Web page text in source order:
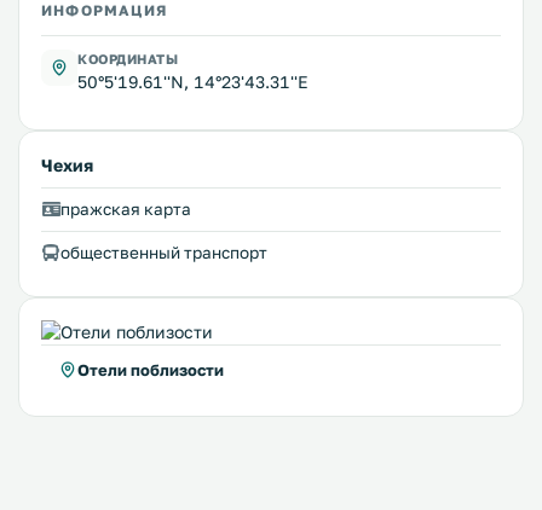
ИНФОРМАЦИЯ
КООРДИНАТЫ
50°5'19.61''N, 14°23'43.31''E
Чехия
пражская карта
общественный транспорт
Отели поблизости